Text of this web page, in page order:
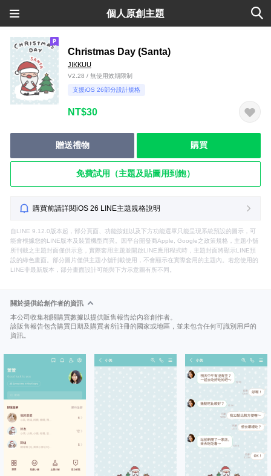
個人原創主題
Christmas Day (Santa)
JIKKUU
V2.28 / 無使用效期限制
支援iOS 26部分設計規格
NT$30
贈送禮物 購買
免費試用（主題及貼圖用到飽）
購買前請詳閱iOS 26 LINE主題規格說明
自LINE 9.12.0版本起，部分頁面、功能按鈕以及下方功能選單只能呈現系統預設的圖示，可
能會根據您的LINE版本及裝置機型而異。因平台開發商Apple, Google之政策規格，主題小舖
所刊載之主題封面僅供示意，實際套用主題並開啟LINE應用程式時，主題封面將顯示LINE預
設的綠色畫面。部分圖片僅供主題小舖刊載使用，不會顯示在實際套用的主題內。若您使用的
LINE非最新版本，部分畫面設計可能與下方示意圖有所不同。
關於提供給創作者的資訊
本公司收集相關購買數據以提供販售報告給內容創作者。
該販售報告包含購買日期及購買者所註冊的國家或地區，並未包含任何可識別用戶的
資訊。